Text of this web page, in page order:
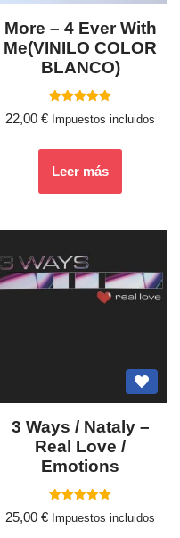
More – 4 Ever With
Me(VINILO COLOR
BLANCO)
con
22,00 € Impuestos incluidos
Leer más
3 Ways / Nataly ‎–
Real Love /
Emotions
con
25,00 € Impuestos incluidos